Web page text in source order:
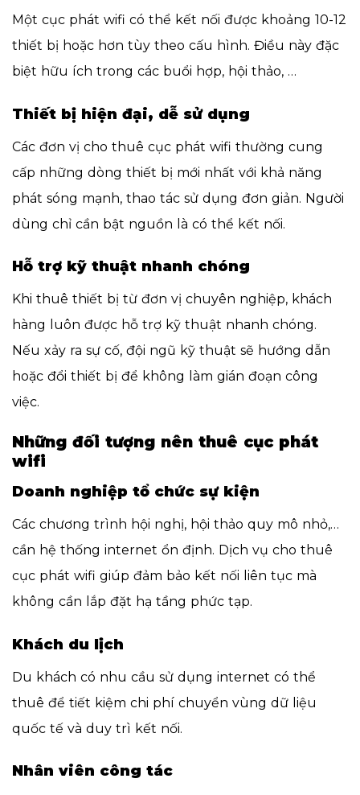
Một cục phát wifi có thể kết nối được khoảng 10-12
thiết bị hoặc hơn tùy theo cấu hình. Điều này đặc
biệt hữu ích trong các buổi hợp, hội thảo, …
Thiết bị hiện đại, dễ sử dụng
Các đơn vị cho thuê cục phát wifi thường cung
cấp những dòng thiết bị mới nhất với khả năng
phát sóng mạnh, thao tác sử dụng đơn giản. Người
dùng chỉ cần bật nguồn là có thể kết nối.
Hỗ trợ kỹ thuật nhanh chóng
Khi thuê thiết bị từ đơn vị chuyên nghiệp, khách
hàng luôn được hỗ trợ kỹ thuật nhanh chóng.
Nếu xảy ra sự cố, đội ngũ kỹ thuật sẽ hướng dẫn
hoặc đổi thiết bị để không làm gián đoạn công
việc.
Những đối tượng nên thuê cục phát
wifi
Doanh nghiệp tổ chức sự kiện
Các chương trình hội nghị, hội thảo quy mô nhỏ,…
cần hệ thống internet ổn định. Dịch vụ cho thuê
cục phát wifi giúp đảm bảo kết nối liên tục mà
không cần lắp đặt hạ tầng phức tạp.
Khách du lịch
Du khách có nhu cầu sử dụng internet có thể
thuê để tiết kiệm chi phí chuyển vùng dữ liệu
quốc tế và duy trì kết nối.
Nhân viên công tác